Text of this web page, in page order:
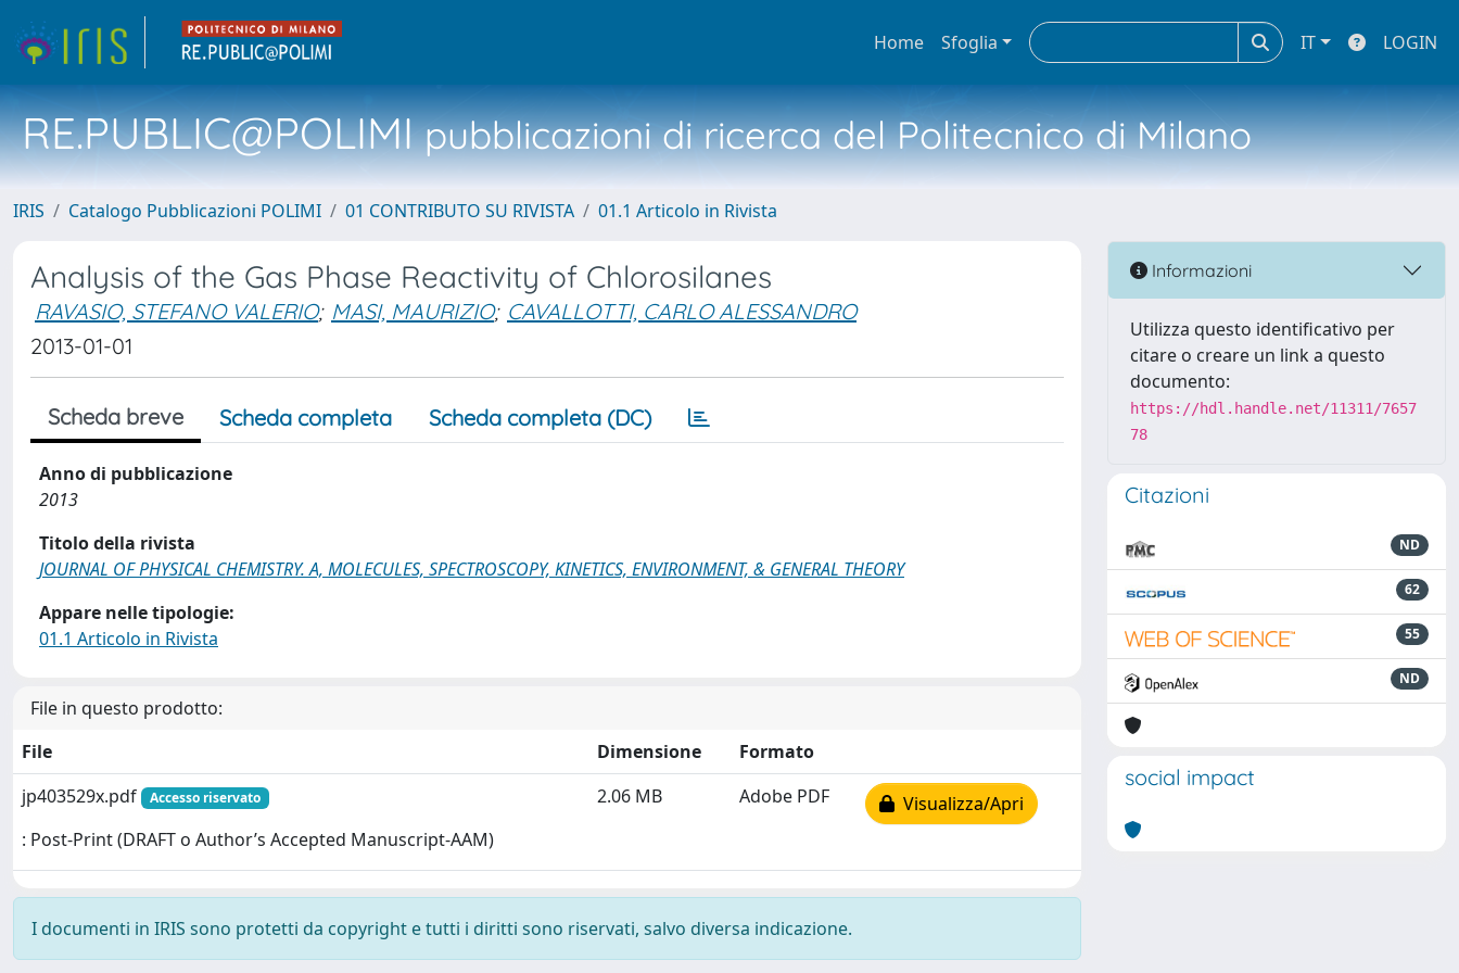
Home Sfoglia IT LOGIN
RE.PUBLIC@POLIMIpubblicazioni di ricerca del Politecnico di Milano
IRIS Catalogo Pubblicazioni POLIMI 01 CONTRIBUTO SU RIVISTA 01.1 Articolo in Rivista
Analysis of the Gas Phase Reactivity of Chlorosilanes
RAVASIO, STEFANO VALERIO; MASI, MAURIZIO; CAVALLOTTI, CARLO ALESSANDRO
2013-01-01
Scheda breve Scheda completa Scheda completa (DC)
Anno di pubblicazione
2013
Titolo della rivista
JOURNAL OF PHYSICAL CHEMISTRY. A, MOLECULES, SPECTROSCOPY, KINETICS, ENVIRONMENT, & GENERAL THEORY
Appare nelle tipologie:
01.1 Articolo in Rivista
File in questo prodotto:
File
Dimensione
Formato
jp403529x.pdf
Accesso riservato
: Post-Print (DRAFT o Author’s Accepted Manuscript-AAM)
2.06 MB Adobe PDF Visualizza/Apri
I documenti in IRIS sono protetti da copyright e tutti i diritti sono riservati, salvo diversa indicazione.
Informazioni
Utilizza questo identificativo per
citare o creare un link a questo
documento:
https://hdl.handle.net/11311/7657
78
Citazioni
ND
62
55
ND
social impact